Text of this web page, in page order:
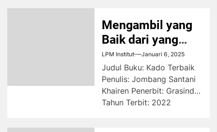
Mengambil yang
Baik dari yang
Terburuk
LPM Institut Januari 6, 2025
Judul Buku: Kado Terbaik
Penulis: Jombang Santani
Khairen Penerbit: Grasindo
Tahun Terbit: 2022